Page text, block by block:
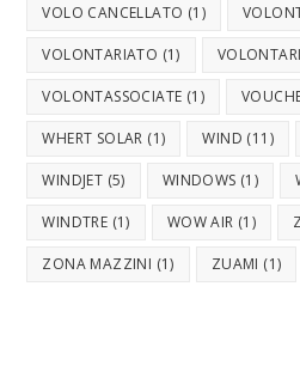
VOLO CANCELLATO (1)
VOLONTARIATO (1)
VOLONTASSOCIATE (1)
WHERT SOLAR (1) WIND (11)
WINDJET (5) WINDOWS (1)
WINDTRE (1) WOW AIR (1)
ZONA MAZZINI (1) ZUAMI (1)